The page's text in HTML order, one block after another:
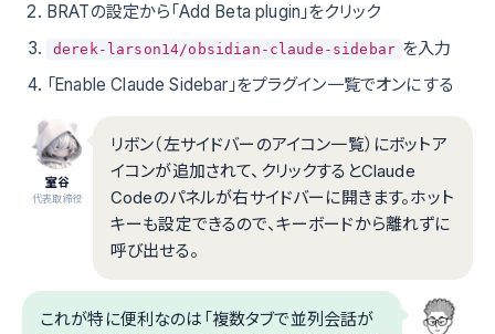
BRATの設定から「Add Beta plugin」をクリック
derek-larson14/obsidian-claude-sidebar を入力
「Enable Claude Sidebar」をプラグイン一覧でオンにする
室谷
代表取締役
リボン（左サイドバーのアイコン一覧）にボットア
イコンが追加されて、クリックするとClaude
Codeのパネルが右サイドバーに開きます。ホット
キーも設定できるので、キーボードから離れずに
呼び出せる。
これが特に便利なのは「複数タブで並列会話が